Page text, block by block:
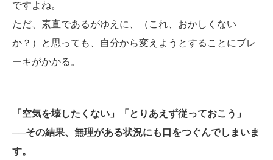
ですよね。
ただ、素直であるがゆえに、（これ、おかしくない
か？）と思っても、自分から変えようとすることにブレ
ーキがかかる。
「空気を壊したくない」「とりあえず従っておこう」
──その結果、無理がある状況にも口をつぐんでしまいま
す。